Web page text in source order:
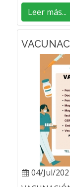
Leer más...
04/Jul/